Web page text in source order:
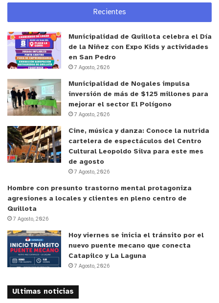
Por su parte, el director del Departamento DIMA
de la USM, Mario Salinas, indicó “quiero destacar
la importancia de inspirar a la juventud en estas
áreas de vanguardia que tienen un papel crítico en
el desarrollo del país y la sociedad en general.
Actividades como estas pretenden fomentar el
acercamiento con colegios y liceos, propiciando y
fortaleciendo la vinculación con el quehacer
departamental”.
El ganador del “Desafío Tecnológico DIMA 2023”
fue el equipo del Liceo Técnico Manheim,
compuesto por los estudiantes Jaime Carvajal,
Valentina Ayala, Cecyl Barraza y Pablo More, junto
a su profesor Luis Luke. A su vez, los colegios
participantes fueron la Escuela Industrial Ernesto
Bertelsen Temple, Liceo Técnico Manheim, Liceo
Técnico Profesional Pedro Aguirre Cerda, Liceo
José Cortés Brown, Liceo Oscar Corona Barahona,
Escuela Industrial San Antonio, Liceo Bicentenario
Industrial de San Felipe y Colegio Don Orione.
Recientes
Municipalidad de Quillota celebra el Día
de la Niñez con Expo Kids y actividades
en San Pedro
7 Agosto, 2026
Municipalidad de Nogales impulsa
inversión de más de $125 millones para
mejorar el sector El Polígono
7 Agosto, 2026
Cine, música y danza: Conoce la nutrida
cartelera de espectáculos del Centro
Cultural Leopoldo Silva para este mes
de agosto
7 Agosto, 2026
Hombre con presunto trastorno mental protagoniza
agresiones a locales y clientes en pleno centro de
Quillota
7 Agosto, 2026
Hoy viernes se inicia el tránsito por el
nuevo puente mecano que conecta
Catapilco y La Laguna
7 Agosto, 2026
Ultimas noticias